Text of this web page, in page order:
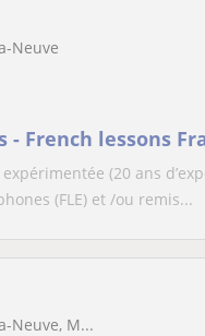
Neuve
- French lessons
(20 ans
(FLE) et /ou remis...
Neuve, M...